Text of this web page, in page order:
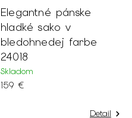
Elegantné pánske
hladké sako v
bledohnedej farbe
24018
Skladom
159 €
Detail